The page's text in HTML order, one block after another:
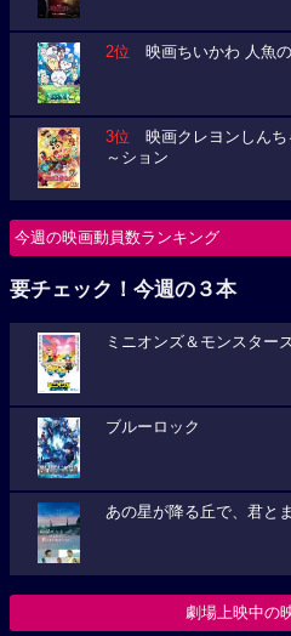
2位 映画ちいかわ 人魚
3位 映画クレヨンしんち
～ション
今週の映画動員数ランキング
要チェック！今週の３本
ミニオンズ＆モンスター
ブルーロック
あの星が降る丘で、君と
劇場上映中の